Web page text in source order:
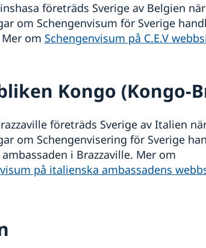
företräds Sverige av Belgien
om Schengenvisum för Sverige
om Schengenvisum på C.E.V
Kongo (Kongo-
företräds Sverige av Italien
om Schengenvisering för Sverige
i Brazzaville. Mer om
på italienska ambassadens